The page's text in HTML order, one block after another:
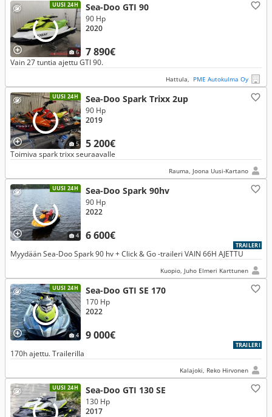
UUSI 24H
6
Sea-Doo GTI 90
7 890€
90 Hp
2020
Vain 27 tuntia ajettu GTI 90.
Hattula, PME Autokulma Oy
UUSI 24H
5
Sea-Doo Spark Trixx 2up
5 200€
90 Hp
2019
Toimiva spark trixx seuraavalle
Rauma, Joona Uusi-Kartano
UUSI 24H
4
Sea-Doo Spark 90hv
6 600€
90 Hp
2022
TRAILERI
Myydään Sea-Doo Spark 90 hv + Click & Go -traileri VAIN 66H AJETTU
Kuopio, Juho Elmeri Karttunen
UUSI 24H
4
Sea-Doo GTI SE 170
9 000€
170 Hp
2022
TRAILERI
170h ajettu. Trailerilla
Kalajoki, Reko Hirvonen
UUSI 24H Sea-Doo GTI 130 SE
130 Hp
2017